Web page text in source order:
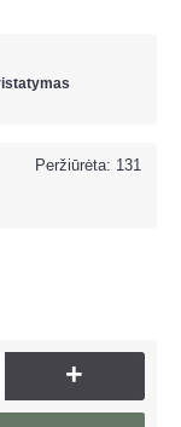
Peržiūrėta: 131
+